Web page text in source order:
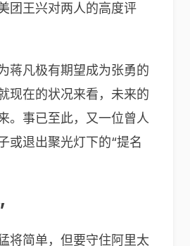
团王兴对两人的高度评
蒋凡极有期望成为张勇的
现在的状况来看，未来的
。事已至此，又一位曾人
或退出聚光灯下的“提名
将简单，但要守住阿里太